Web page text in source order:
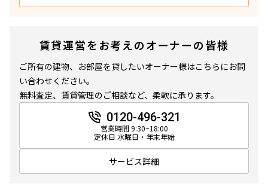
賃貸運営をお考えのオーナーの皆様
ご所有の建物、お部屋を貸したいオーナー様はこちらにお問
い合わせください。
無料査定、賃貸管理のご相談など、柔軟に承ります。
0120-496-321
営業時間 9:30~18:00
定休日 水曜日・年末年始
サービス詳細